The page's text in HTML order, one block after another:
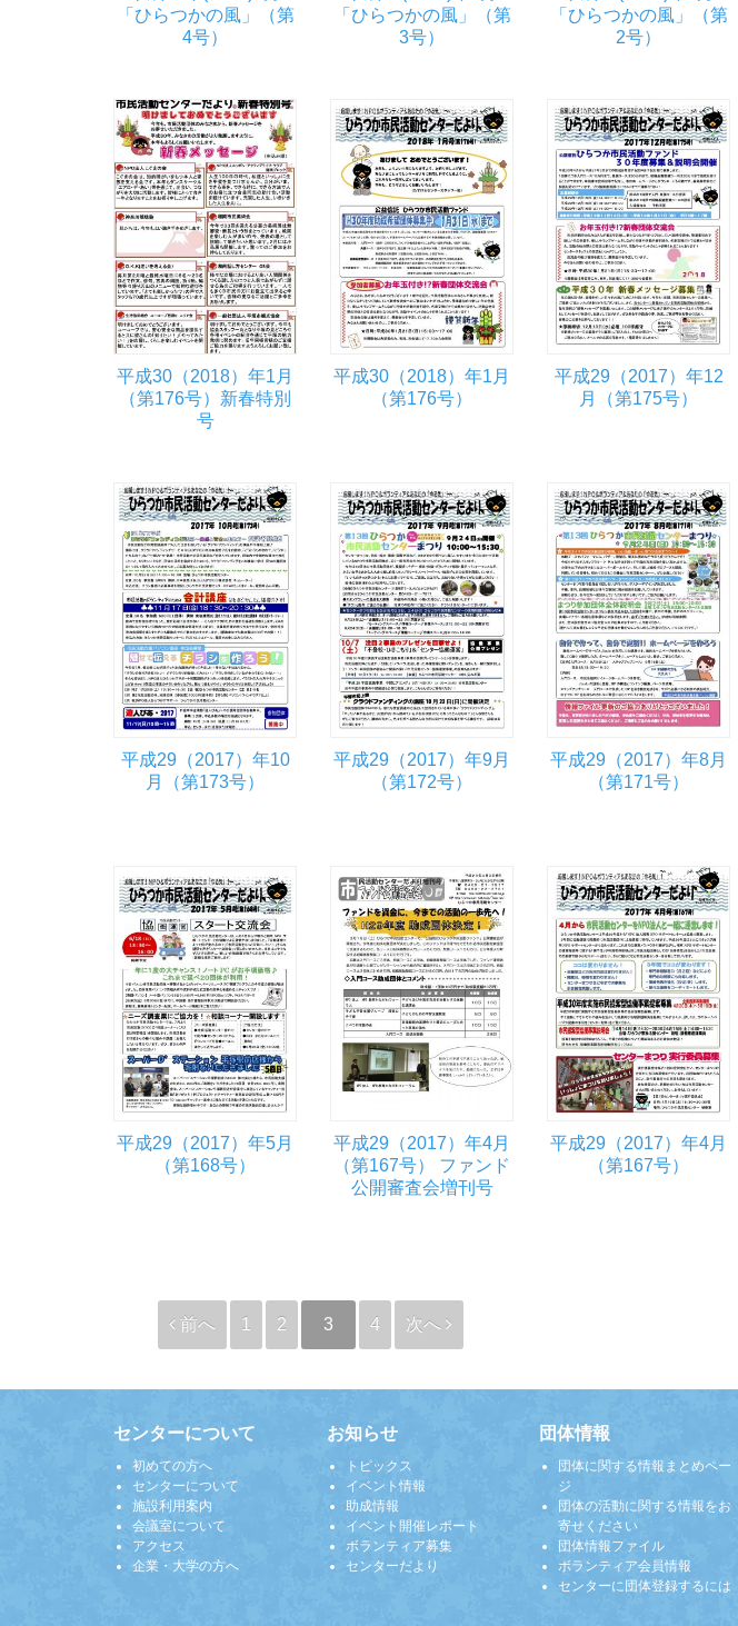
「ひらつかの風」（第
4号）
「ひらつかの風」（第
3号）
「ひらつかの風」（第
2号）
平成30（2018）年1月
（第176号）新春特別
号
平成30（2018）年1月
（第176号）
平成29（2017）年12
月（第175号）
平成29（2017）年10
月（第173号）
平成29（2017）年9月
（第172号）
平成29（2017）年8月
（第171号）
平成29（2017）年5月
（第168号）
平成29（2017）年4月
（第167号） ファンド
公開審査会増刊号
平成29（2017）年4月
（第167号）
前へ 1 2 3 4 次へ
センターについて
初めての方へ
センターについて
施設利用案内
会議室について
アクセス
企業・大学の方へ
お知らせ
トピックス
イベント情報
助成情報
イベント開催レポート
ボランティア募集
センターだより
団体情報
団体に関する情報まとめペー
ジ
団体の活動に関する情報をお
寄せください
団体情報ファイル
ボランティア会員情報
センターに団体登録するには